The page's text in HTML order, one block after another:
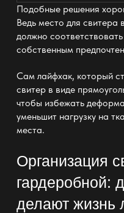
Подобные решения
Ведь место для
должно
собственным
Сам лайфхак, который
свитер в виде
чтобы избежать
уменьшит нагрузку на
места.
Организация
гардеробной:
делают жизнь